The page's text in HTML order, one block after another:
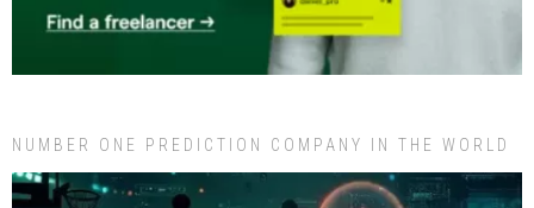
NUMBER ONE PREDICTION COMPANY IN THE WORLD